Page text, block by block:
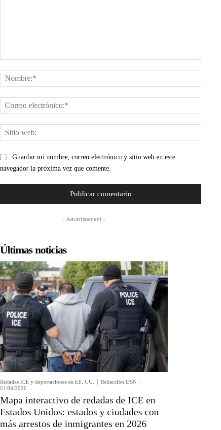
web:
Guardar mi nombre, correo electrónico y sitio web en este
navegador la próxima vez que comente.
- Advertisement -
Últimas noticias
Redadas ICE y deportaciones en EE. UU. Redacción DSN -
01/08/2026
Mapa interactivo de redadas de ICE en
Estados Unidos: estados y ciudades con
más arrestos de inmigrantes en 2026